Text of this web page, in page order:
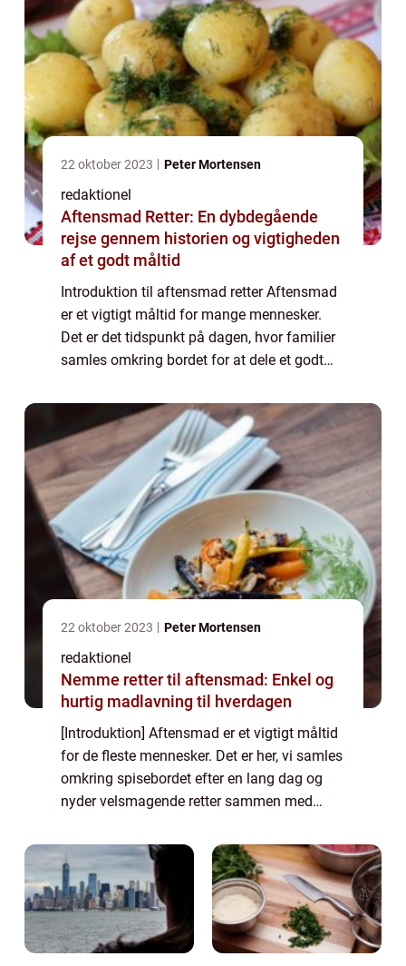
22 oktober 2023 Peter Mortensen
redaktionel
Aftensmad Retter: En dybdegående
rejse gennem historien og vigtigheden
af et godt måltid
Introduktion til aftensmad retter Aftensmad
er et vigtigt måltid for mange mennesker.
Det er det tidspunkt på dagen, hvor familier
samles omkring bordet for at dele et godt
Aftensmad retter spænder bredt og
inkluderer a...
22 oktober 2023 Peter Mortensen
redaktionel
Nemme retter til aftensmad: Enkel og
hurtig madlavning til hverdagen
[Introduktion] Aftensmad er et vigtigt måltid
for de fleste mennesker. Det er her, vi samles
omkring spisebordet efter en lang dag og
nyder velsmagende retter sammen med
let at finde tid og energi til at...